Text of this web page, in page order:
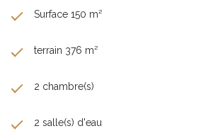
Surface 150 m²
terrain 376 m²
2 chambre(s)
2 salle(s) d'eau